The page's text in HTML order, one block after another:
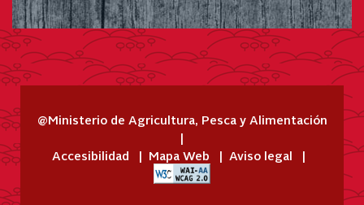
@Ministerio de Agricultura, Pesca y Alimentación
Accesibilidad Mapa Web Aviso legal